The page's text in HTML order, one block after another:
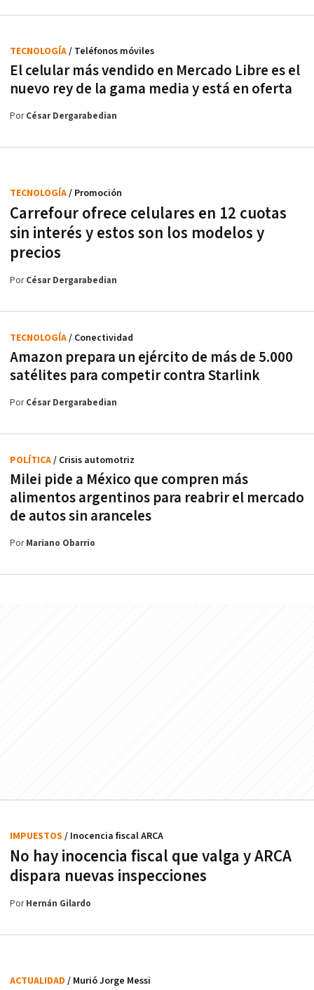
El celular más vendido en Mercado Libre es el
nuevo rey de la gama media y está en oferta
TECNOLOGÍA/ Teléfonos móviles
PorCésar Dergarabedian
Carrefour ofrece celulares en 12 cuotas
sin interés y estos son los modelos y
precios
TECNOLOGÍA/ Promoción
PorCésar Dergarabedian
Amazon prepara un ejército de más de 5.000
satélites para competir contra Starlink
TECNOLOGÍA/ Conectividad
PorCésar Dergarabedian
Milei pide a México que compren más
alimentos argentinos para reabrir el mercado
de autos sin aranceles
POLÍTICA/ Crisis automotriz
PorMariano Obarrio
No hay inocencia fiscal que valga y ARCA
dispara nuevas inspecciones
IMPUESTOS / Inocencia fiscal ARCA
PorHernán Gilardo
ACTUALIDAD / Murió Jorge Messi